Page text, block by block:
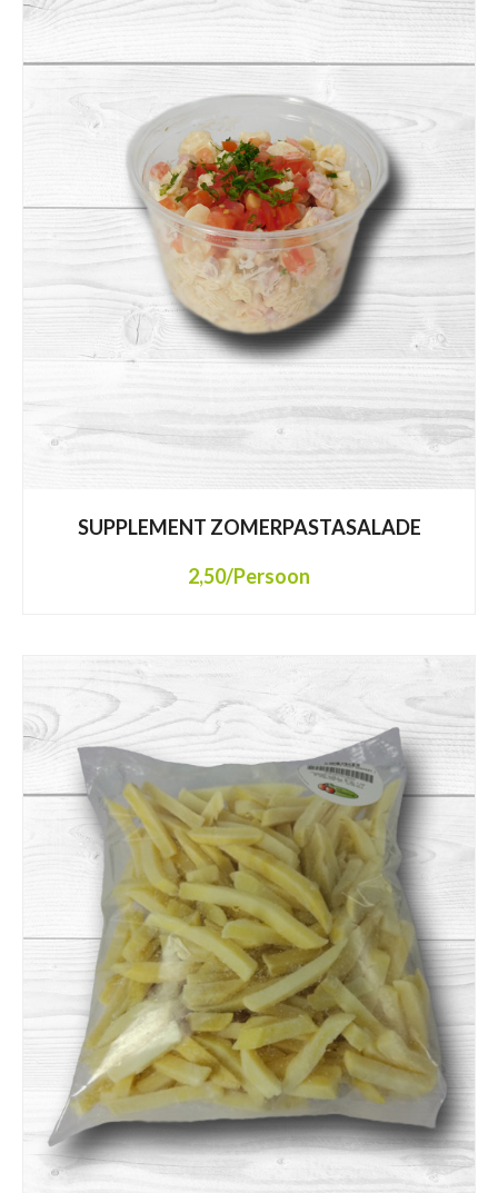
SUPPLEMENT ZOMERPASTASALADE
2,50/Persoon